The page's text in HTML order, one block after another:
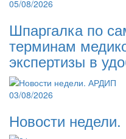
05/08/2026
Шпаргалка по
терминам
экспертизы в
03/08/2026
Новости недели.